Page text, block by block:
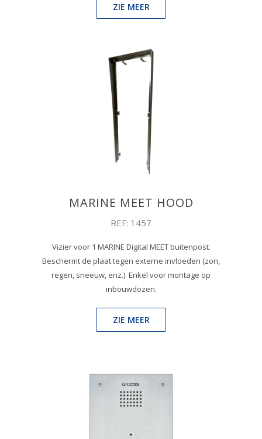
ZIE MEER
MARINE MEET HOOD
REF: 1457
Vizier voor 1 MARINE Digital MEET buitenpost.
Beschermt de plaat tegen externe invloeden (zon,
regen, sneeuw, enz.). Enkel voor montage op
inbouwdozen.
ZIE MEER